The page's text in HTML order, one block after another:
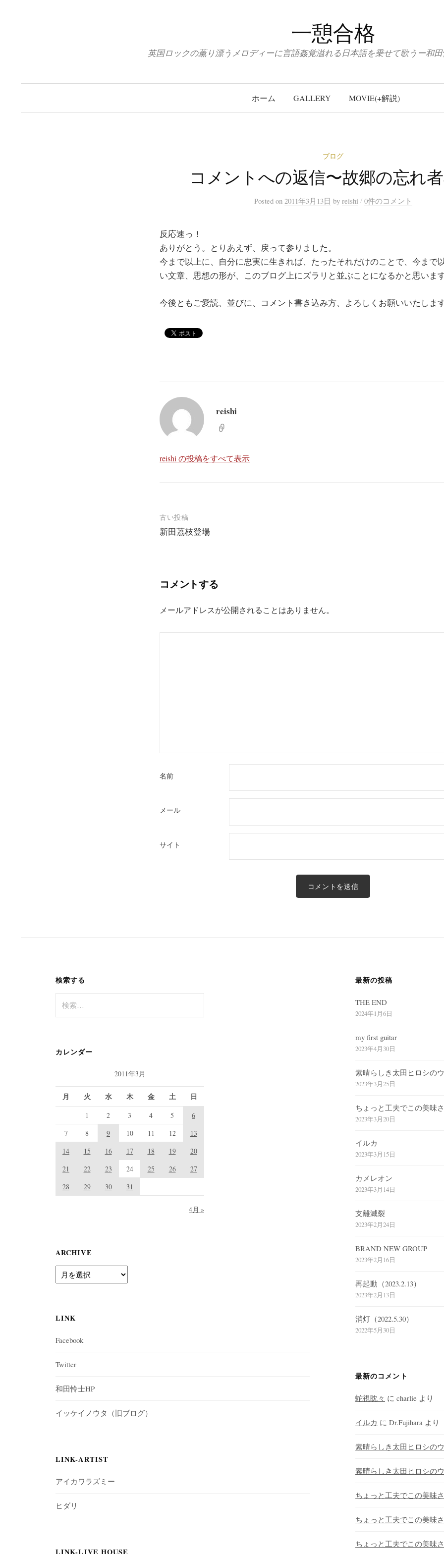
一憩合格
英国ロックの薫り漂うメロディーに言語姦覚溢れる日本語を乗せて歌うー和田
ホーム GALLERY MOVIE(+解説)
ブログ
コメントへの返信〜故郷の忘れ
Posted on 2011年3月13日 by reishi / 0件のコメント
反応速っ！
ありがとう。とりあえず、戻って参りました。
今まで以上に、自分に忠実に生きれば、たったそれだけのことで、今まで
い文章、思想の形が、このブログ上にズラリと並ぶことになるかと思います
今後ともご愛読、並びに、コメント書き込み方、よろしくお願いいたしま
reishi
reishi の投稿をすべて表示
ナ
ビ
ゲ
古い投稿
新田茘枝登場
コメントする
メールアドレスが公開されることはありません。
名前
メール
サイト
検索する
索
カレンダー
2011年3月
月 火 水 木 金 土 日
4月 »
1 2 3 4 5
6
7
8 9 10 11 12
13
14
15 16 17 18 19
20
21
22 23 24 25 26
27
28
29 30 31
ARCHIVE
r
i
e
LINK
Facebook
Twitter
和田怜士HP
イッケイノウタ（旧ブログ）
LINK-ARTIST
アイカワラズミー
ヒダリ
LINK-LIVE HOUSE
最新の投稿
THE END
2024年1月6日
my first guitar
2023年4月30日
素晴らしき太田ヒロシの
2023年3月25日
ちょっと工夫でこの美味さ
2023年3月20日
イルカ
2023年3月15日
カメレオン
2023年3月14日
支離滅裂
2023年2月24日
BRAND NEW GROUP
2023年2月16日
再起動（2023.2.13）
2023年2月13日
消灯（2022.5.30）
2022年5月30日
最新のコメント
蛇視眈々 に charlie より
イルカ に Dr.Fujihara より
素晴らしき太田ヒロシの
素晴らしき太田ヒロシの
ちょっと工夫でこの美味さ
ちょっと工夫でこの美味さ
ちょっと工夫でこの美味さ